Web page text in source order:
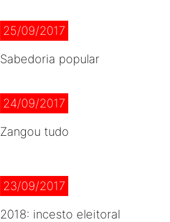
25/09/2017
Sabedoria popular
24/09/2017
Zangou tudo
23/09/2017
2018: incesto eleitoral